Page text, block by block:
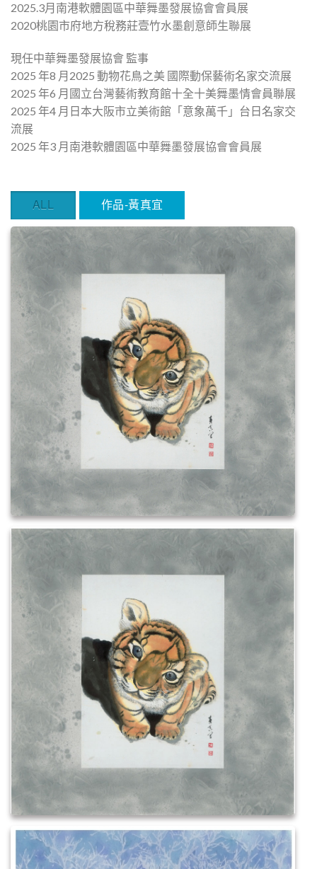
2025.3月南港軟體園區中華舞墨發展協會會員展
2020桃園市府地方稅務莊壹竹水墨創意師生聯展
現任中華舞墨發展協會 監事
2025 年8 月2025 動物花鳥之美 國際動保藝術名家交流展
2025 年6 月國立台灣藝術教育館十全十美舞墨情會員聯展
2025 年4 月日本大阪市立美術館「意象萬千」台日名家交
流展
2025 年3 月南港軟體園區中華舞墨發展協會會員展
ALL 作品-黃真宜